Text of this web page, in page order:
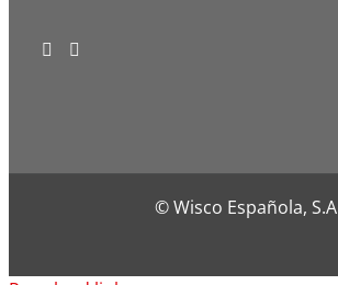
© Wisco Española, S.A